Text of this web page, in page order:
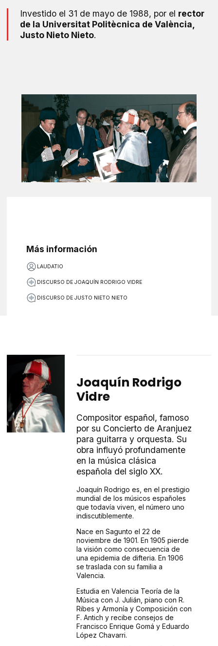
Investido el 31 de mayo de 1988, por el rector
de la Universitat Politècnica de València,
Justo Nieto Nieto.
Más información
LAUDATIO
DISCURSO DE JOAQUÍN RODRIGO VIDRE
DISCURSO DE JUSTO NIETO NIETO
Joaquín Rodrigo
Vidre
Compositor español, famoso
por su Concierto de Aranjuez
para guitarra y orquesta. Su
obra influyó profundamente
en la música clásica
española del siglo XX.
Joaquín Rodrigo es, en el prestigio
mundial de los músicos españoles
que todavía viven, el número uno
indiscutiblemente.
Nace en Sagunto el 22 de
noviembre de 1901. En 1905 pierde
la visión como consecuencia de
una epidemia de difteria. En 1906
se traslada con su familia a
Valencia.
Estudia en Valencia Teoría de la
Música con J. Julián, piano con R.
Ribes y Armonía y Composición con
F. Antich y recibe consejos de
Francisco Enrique Gomá y Eduardo
López Chavarri.